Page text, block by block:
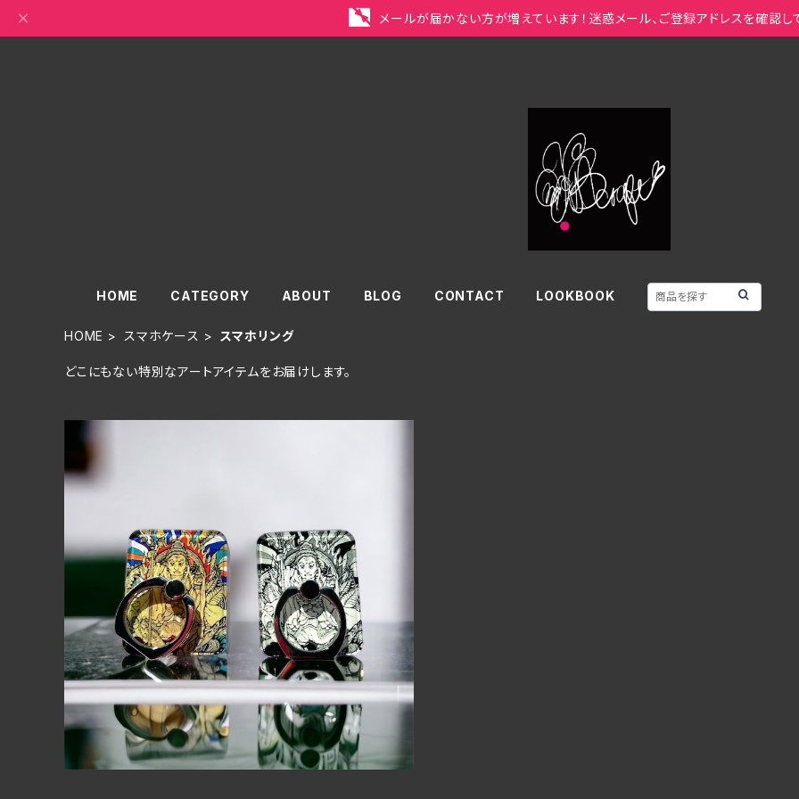
メールが届かない方が増えています！迷惑メール、ご登録アドレスを確認し
HOME CATEGORY ABOUT BLOG CONTACT LOOKBOOK
HOME スマホケース スマホリング
どこにもない特別なアートアイテムをお届けします。
【送料無料】ギフト箱付き毘沙門天キラキラスマホリン
グ 開運・幸運・縁起・七福神
¥500